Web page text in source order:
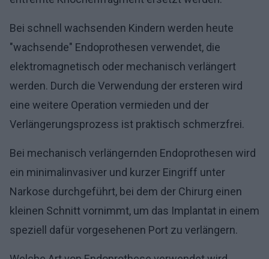
Bei schnell wachsenden Kindern werden heute
"wachsende" Endoprothesen verwendet, die
elektromagnetisch oder mechanisch verlängert
werden. Durch die Verwendung der ersteren wird
eine weitere Operation vermieden und der
Verlängerungsprozess ist praktisch schmerzfrei.
Bei mechanisch verlängernden Endoprothesen wird
ein minimalinvasiver und kurzer Eingriff unter
Narkose durchgeführt, bei dem der Chirurg einen
kleinen Schnitt vornimmt, um das Implantat in einem
speziell dafür vorgesehenen Port zu verlängern.